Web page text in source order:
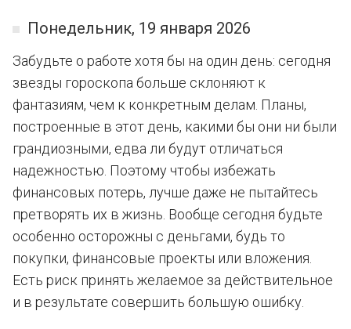
Понедельник, 19 января 2026
Забудьте о работе хотя бы на один день: сегодня
звезды гороскопа больше склоняют к
фантазиям, чем к конкретным делам. Планы,
построенные в этот день, какими бы они ни были
грандиозными, едва ли будут отличаться
надежностью. Поэтому чтобы избежать
финансовых потерь, лучше даже не пытайтесь
претворять их в жизнь. Вообще сегодня будьте
особенно осторожны с деньгами, будь то
покупки, финансовые проекты или вложения.
Есть риск принять желаемое за действительное
и в результате совершить большую ошибку.